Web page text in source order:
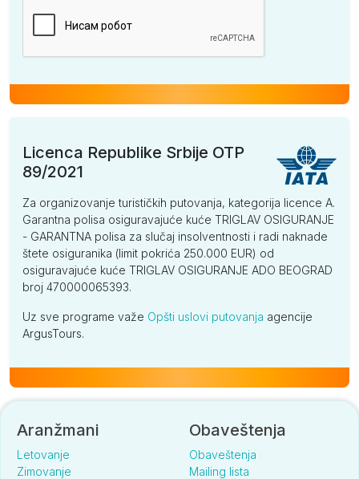
Licenca Republike Srbije OTP
89/2021
Za organizovanje turističkih putovanja, kategorija licence A.
Garantna polisa osiguravajuće kuće TRIGLAV OSIGURANJE
- GARANTNA polisa za slučaj insolventnosti i radi naknade
štete osiguranika (limit pokrića 250.000 EUR) od
osiguravajuće kuće TRIGLAV OSIGURANJE ADO BEOGRAD
broj 470000065393.
Uz sve programe važe Opšti uslovi putovanja agencije
ArgusTours.
Aranžmani
Letovanje
Zimovanje
Obaveštenja
Obaveštenja
Mailing lista